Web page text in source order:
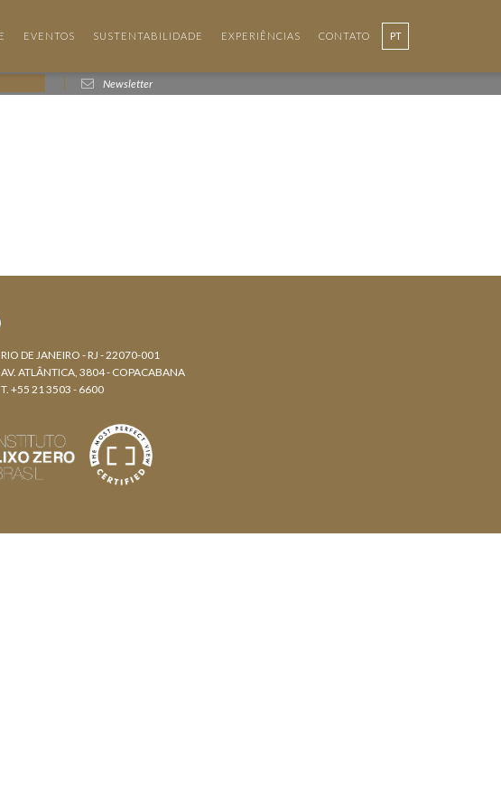
EVENTOS SUSTENTABILIDADE EXPERIÊNCIAS CONTATO PT
Newsletter
RIO DE JANEIRO - RJ - 22070-001
AV. ATLÂNTICA, 3804 - COPACABANA
T. +55 21 3503 - 6600